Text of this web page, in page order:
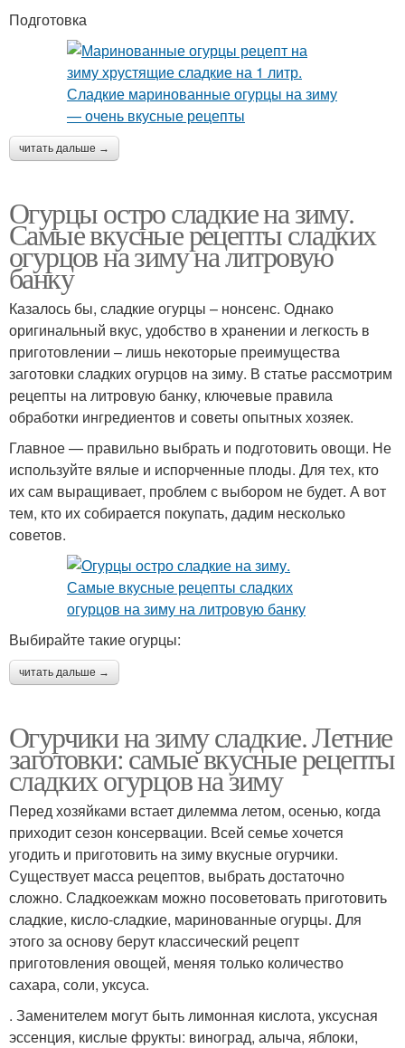
Подготовка
читать дальше →
Огурцы остро сладкие на зиму.
Самые вкусные рецепты сладких
огурцов на зиму на литровую
банку
Казалось бы, сладкие огурцы – нонсенс. Однако
оригинальный вкус, удобство в хранении и легкость в
приготовлении – лишь некоторые преимущества
заготовки сладких огурцов на зиму. В статье рассмотрим
рецепты на литровую банку, ключевые правила
обработки ингредиентов и советы опытных хозяек.
Главное — правильно выбрать и подготовить овощи. Не
используйте вялые и испорченные плоды. Для тех, кто
их сам выращивает, проблем с выбором не будет. А вот
тем, кто их собирается покупать, дадим несколько
советов.
Выбирайте такие огурцы:
читать дальше →
Огурчики на зиму сладкие. Летние
заготовки: самые вкусные рецепты
сладких огурцов на зиму
Перед хозяйками встает дилемма летом, осенью, когда
приходит сезон консервации. Всей семье хочется
угодить и приготовить на зиму вкусные огурчики.
Существует масса рецептов, выбрать достаточно
сложно. Сладкоежкам можно посоветовать приготовить
сладкие, кисло-сладкие, маринованные огурцы. Для
этого за основу берут классический рецепт
приготовления овощей, меняя только количество
сахара, соли, уксуса.
. Заменителем могут быть лимонная кислота, уксусная
эссенция, кислые фрукты: виноград, алыча, яблоки,